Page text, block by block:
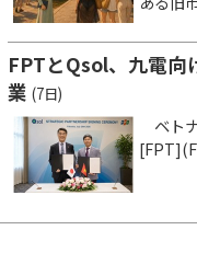
FPTとQsol、九電向
業 (7日)
ベト